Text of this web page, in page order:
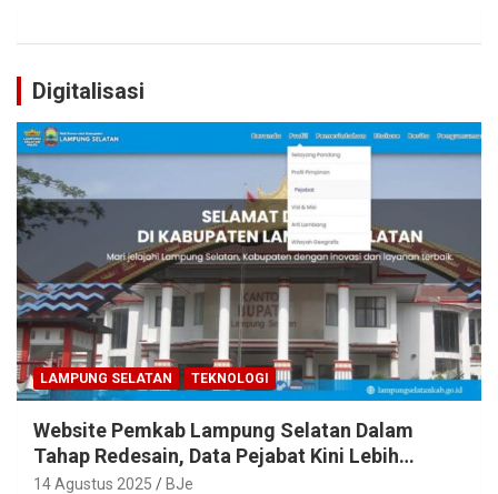
Digitalisasi
LAMPUNG SELATAN TEKNOLOGI
Website Pemkab Lampung Selatan Dalam
Tahap Redesain, Data Pejabat Kini Lebih
Mudah Diakses
14 Agustus 2025 BJe